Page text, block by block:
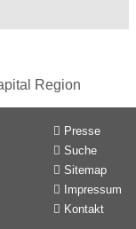
Presse
Suche
Sitemap
Impressum
Kontakt